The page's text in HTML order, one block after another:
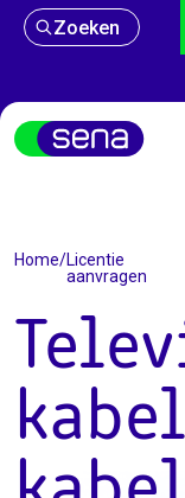
Zoeken
Home/Licentie
aanvragen